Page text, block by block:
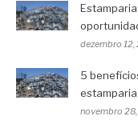
dezembro
5
estamparia
novembro